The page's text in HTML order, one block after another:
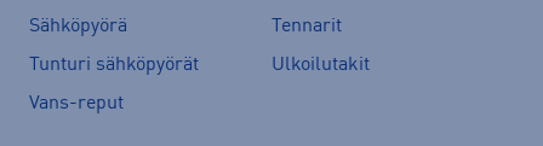
Sähköpyörä
Tennarit
Tunturi sähköpyörät
Ulkoilutakit
Vans-reput